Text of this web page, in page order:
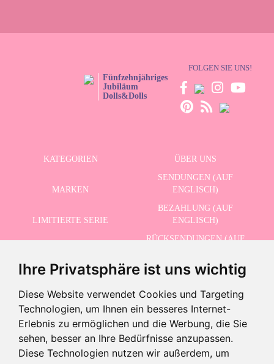
Ihre Privatsphäre ist uns wichtig
Diese Website verwendet Cookies und Targeting
Technologien, um Ihnen ein besseres Internet-
Erlebnis zu ermöglichen und die Werbung, die Sie
sehen, besser an Ihre Bedürfnisse anzupassen.
Diese Technologien nutzen wir außerdem, um
Fünfzehnjähriges
Jubiläum
Dolls&Dolls
FOLGEN SIE UNS!
KATEGORIEN ÜBER UNS
MARKEN
SENDUNGEN (AUF
ENGLISCH)
LIMITIERTE SERIE
BEZAHLUNG (AUF
ENGLISCH)
RÜCKSENDUNGEN (AUF
SCHLUSSVERKAUF
KONTAKT
ERHALTEN SIE UNSERE NEUESTEN NACHRICHTEN AUF ENGLISCH